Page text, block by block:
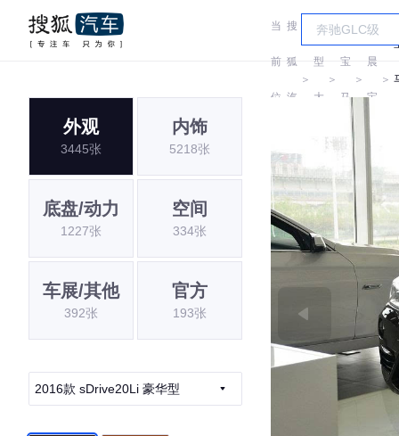
当
前
位
搜
狐
汽
＞
车
型
大
＞
宝
马
＞
华
晨
宝
马
＞
外观
3445张
内饰
5218张
底盘/动力
1227张
空间
334张
车展/其他
392张
官方
193张
2016款 sDrive20Li 豪华型